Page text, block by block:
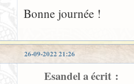
Bonne journée !
26-09-2022 21:26
Esandel a écrit :